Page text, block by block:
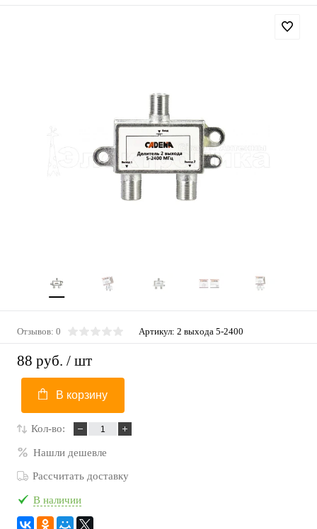
Отзывов: 0 Артикул: 2 выхода 5-2400
88 руб. / шт
В корзину
Кол-во:
Нашли дешевле
Рассчитать доставку
В наличии